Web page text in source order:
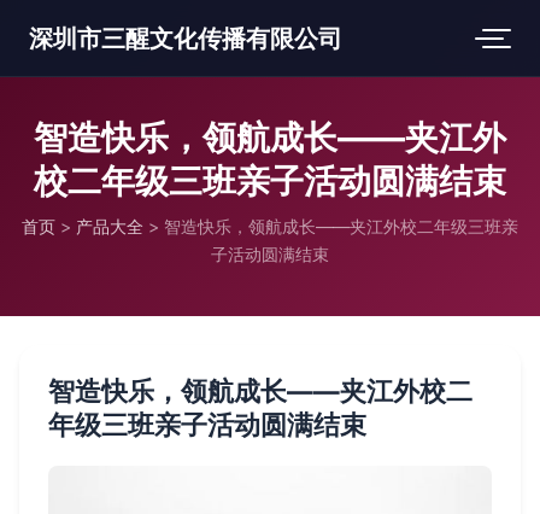
深圳市三醒文化传播有限公司
智造快乐，领航成长——夹江外
校二年级三班亲子活动圆满结束
首页 > 产品大全 > 智造快乐，领航成长——夹江外校二年级三班亲
子活动圆满结束
智造快乐，领航成长——夹江外校二
年级三班亲子活动圆满结束